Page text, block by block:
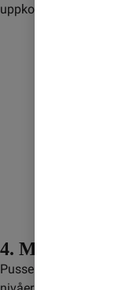
uppkoppling.
4. Monument
Pusselspelet